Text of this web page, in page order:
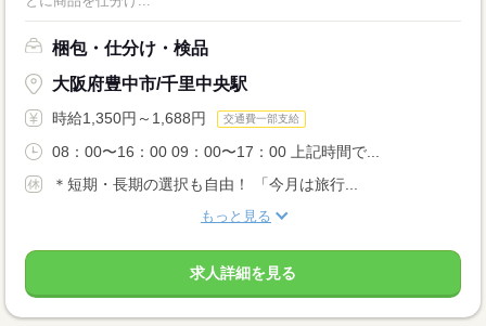
梱包・仕分け・検品
大阪府豊中市/千里中央駅
時給1,350円～1,688円 交通費一部支給
08：00〜16：00 09：00〜17：00 上記時間で...
＊短期・長期の選択も自由！ 「今月は旅行...
もっと見る
求人詳細を見る